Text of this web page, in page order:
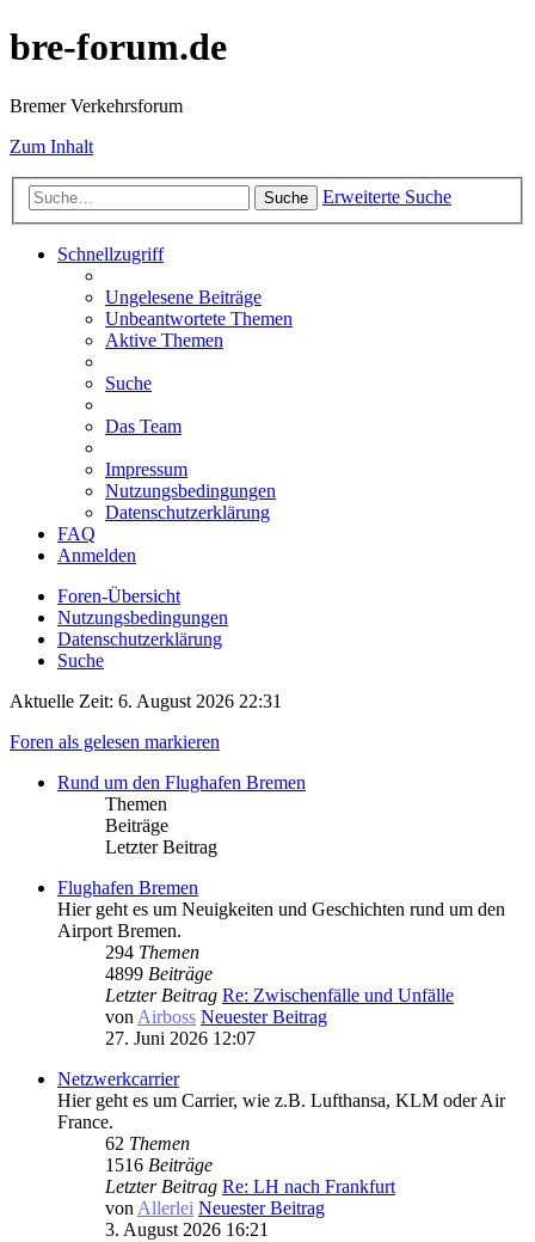
bre-forum.de
Bremer Verkehrsforum
Zum Inhalt
Suche Erweiterte Suche
Schnellzugriff
Ungelesene Beiträge
Unbeantwortete Themen
Aktive Themen
Suche
Das Team
Impressum
Nutzungsbedingungen
Datenschutzerklärung
FAQ
Anmelden
Foren-Übersicht
Nutzungsbedingungen
Datenschutzerklärung
Suche
Aktuelle Zeit: 6. August 2026 22:31
Foren als gelesen markieren
Rund um den Flughafen Bremen
Themen
Beiträge
Letzter Beitrag
Flughafen Bremen
Hier geht es um Neuigkeiten und Geschichten rund um den
Airport Bremen.
294 Themen
4899 Beiträge
Letzter Beitrag Re: Zwischenfälle und Unfälle
vonAirboss Neuester Beitrag
27. Juni 2026 12:07
Netzwerkcarrier
Hier geht es um Carrier, wie z.B. Lufthansa, KLM oder Air
France.
62 Themen
1516 Beiträge
Letzter Beitrag Re: LH nach Frankfurt
vonAllerlei Neuester Beitrag
3. August 2026 16:21